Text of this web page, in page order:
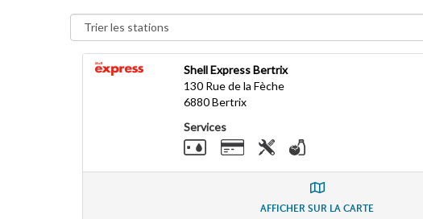
Shell Express Bertrix
130 Rue de la Fèche
6880Bertrix
Services
AFFICHER SUR LA CARTE